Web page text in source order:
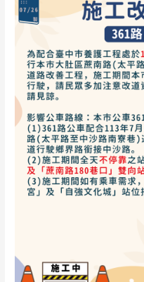
工，
暫
分
站
點